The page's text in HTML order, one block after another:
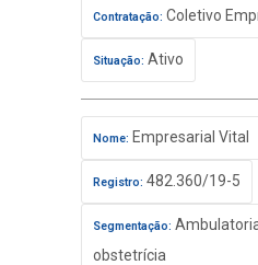
Contratação: Coletivo
Situação: Ativo
Nome: Empresarial Vital
Registro: 482.360/19-5
Segmentação:
obstetrícia